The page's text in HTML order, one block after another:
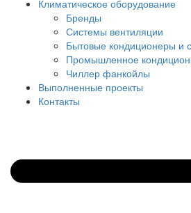
Климатическое оборудование
Бренды
Системы вентиляции
Бытовые кондиционеры и
Промышленное
Чиллер фанкойлы
Выполненные проекты
Контакты